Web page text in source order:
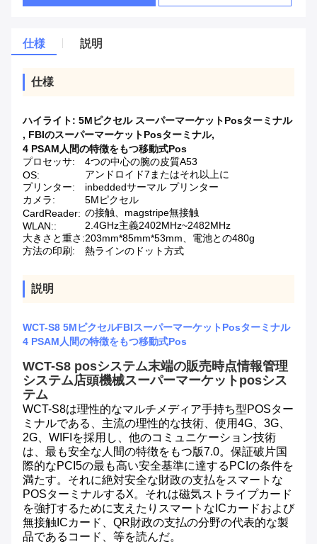
仕様 説明
仕様
ハイライト: 5Mピクセル スーパーマーケットPosターミナル
, FBIのスーパーマーケットPosターミナル,
4 PSAM人間の特徴をもつ移動式Pos
プロセッサ:
4つの中心の腕の皮質A53
OS:
アンドロイド7またはそれ以上に
プリンター:
inbeddedサーマル プリンター
カメラ:
5Mピクセル
CardReader: の接触、magstripe無接触
WLAN::
2.4GHz主義2402MHz~2482MHz
大きさと重さ:203mm*85mm*53mm、電池との480g
方法の印刷:
熱ラインのドット方式
説明
WCT-S8 5MピクセルFBIスーパーマーケットPosターミナル
4 PSAM人間の特徴をもつ移動式Pos
WCT-S8 posシステム末端の販売時点情報管理
システム店頭機械スーパーマーケットposシス
テム
WCT-S8は理性的なマルチメディア手持ち型POSター
ミナルである、主流の理性的な技術、使用4G、3G、
2G、WIFIを採用し、他のコミュニケーション技術
は、最も安全な人間の特徴をもつ版7.0。保証破片国
際的なPCI5の最も高い安全基準に達するPCIの条件を
満たす。それに絶対安全な財政の支払をスマートな
POSターミナルするX。それは磁気ストライプカード
を強打するために支えたりスマートなICカードおよび
無接触ICカード、QR財政の支払の分野の代表的な製
品であるコード、等を読んだ。